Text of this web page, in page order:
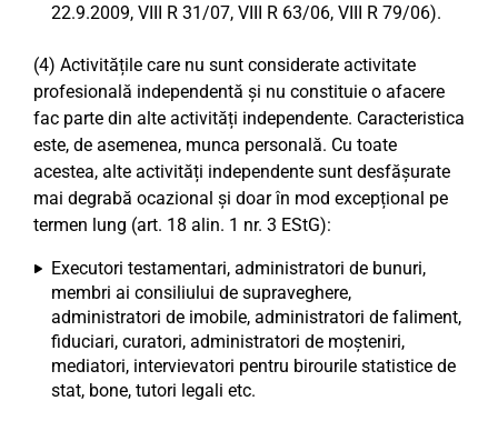
22.9.2009, VIII R 31/07, VIII R 63/06, VIII R 79/06).
(4) Activitățile care nu sunt considerate activitate
profesională independentă și nu constituie o afacere
fac parte din alte activități independente. Caracteristica
este, de asemenea, munca personală. Cu toate
acestea, alte activități independente sunt desfășurate
mai degrabă ocazional și doar în mod excepțional pe
termen lung (art. 18 alin. 1 nr. 3 EStG):
Executori testamentari, administratori de bunuri,
membri ai consiliului de supraveghere,
administratori de imobile, administratori de faliment,
fiduciari, curatori, administratori de moșteniri,
mediatori, intervievatori pentru birourile statistice de
stat, bone, tutori legali etc.